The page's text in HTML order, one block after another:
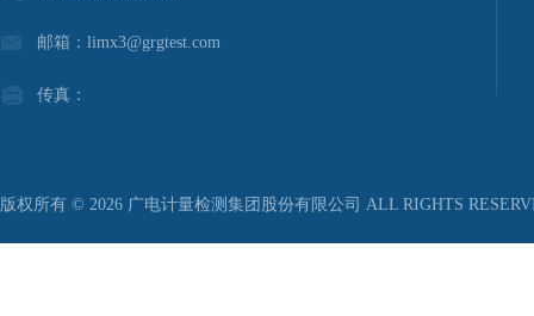
邮箱：limx3@grgtest.com
传真：
版权所有 © 2026 广电计量检测集团股份有限公司 ALL RIGHTS